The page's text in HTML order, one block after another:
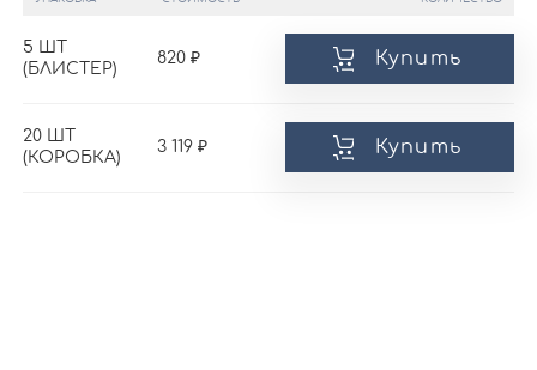
5 ШТ
(БЛИСТЕР)
820 Купить
20 ШТ
(КОРОБКА)
3 119 Купить